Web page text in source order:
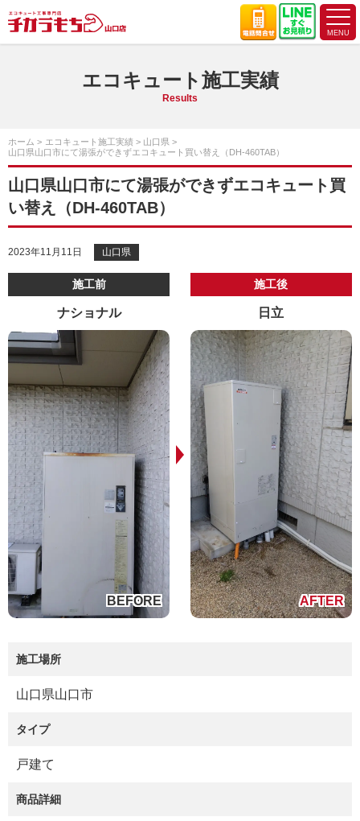
エコキュート施工実績
Results
ホーム エコキュート施工実績
山口県
山口県山口市にて湯張ができずエコキュート買い替え（DH-460TAB）
山口県山口市にて湯張ができずエコキュート買
い替え（DH-460TAB）
2023年11月11日 山口県
施工前
ナショナル
施工後
日立
施工場所
山口県山口市
タイプ
戸建て
商品詳細